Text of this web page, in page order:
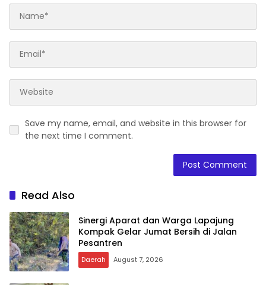
Save my name, email, and website in this browser for
the next time I comment.
Read Also
Sinergi Aparat dan Warga Lapajung
Kompak Gelar Jumat Bersih di Jalan
Pesantren
Daerah August 7, 2026